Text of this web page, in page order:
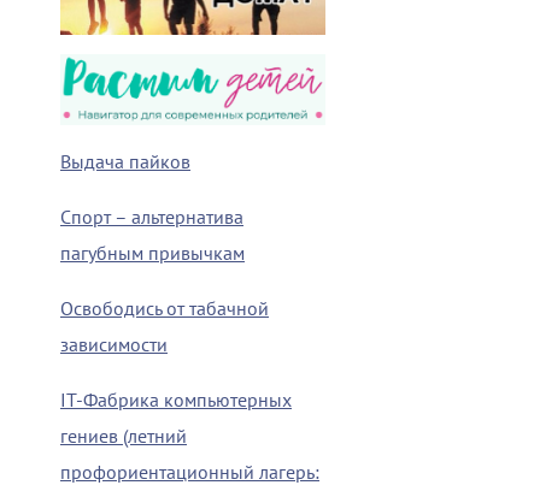
Выдача пайков
Спорт – альтернатива
пагубным привычкам
Освободись от табачной
зависимости
IT-Фабрика компьютерных
гениев (летний
профориентационный лагерь: